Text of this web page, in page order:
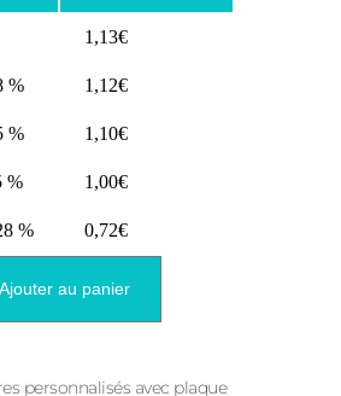
1,13€
% 1,12€
% 1,10€
% 1,00€
% 0,72€
Ajouter au panier
personnalisés avec plaque